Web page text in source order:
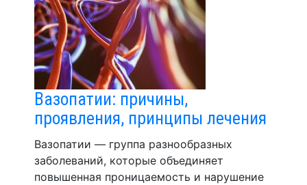
Вазопатии: причины,
проявления, принципы лечения
Вазопатии — группа разнообразных
заболеваний, которые объединяет
повышенная проницаемость и нарушение